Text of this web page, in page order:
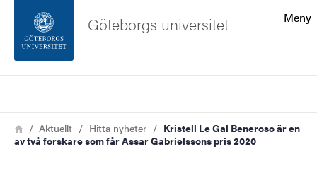
Sidfoten
Om webbplatsen
Meny
Göteborgs universitet
Länkstig
HemAktuellt Hitta nyheter
Kristell Le Gal Beneroso är en
av två forskare som får Assar Gabrielssons pris 2020